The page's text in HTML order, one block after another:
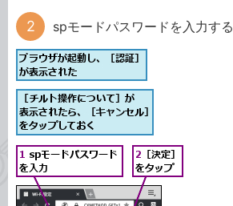
spモードパスワードを入力する